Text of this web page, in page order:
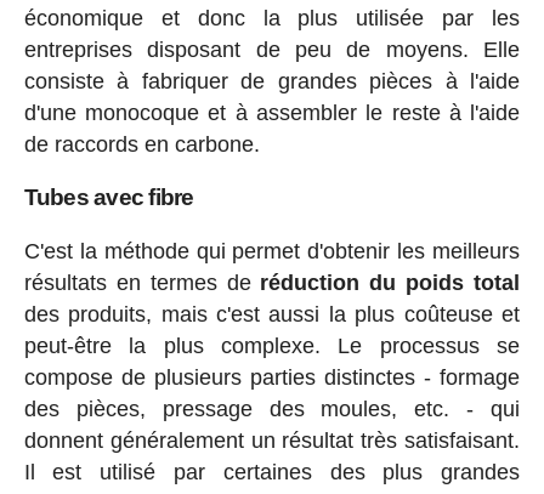
économique et donc la plus utilisée par les
entreprises disposant de peu de moyens. Elle
consiste à fabriquer de grandes pièces à l'aide
d'une monocoque et à assembler le reste à l'aide
de raccords en carbone.
Tubes avec fibre
C'est la méthode qui permet d'obtenir les meilleurs
résultats en termes de réduction du poids total
des produits, mais c'est aussi la plus coûteuse et
peut-être la plus complexe. Le processus se
compose de plusieurs parties distinctes - formage
des pièces, pressage des moules, etc. - qui
donnent généralement un résultat très satisfaisant.
Il est utilisé par certaines des plus grandes